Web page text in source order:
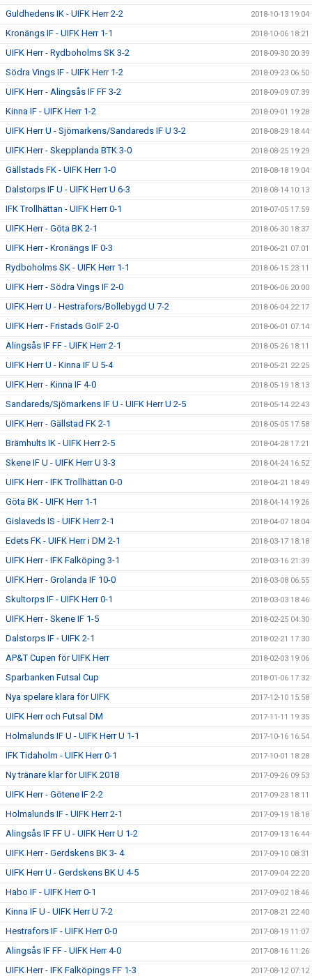
Guldhedens IK - UIFK Herr 2-2 2018-10-13 19:04
Kronängs IF - UIFK Herr 1-1 2018-10-06 18:21
UIFK Herr - Rydboholms SK 3-2 2018-09-30 20:39
Södra Vings IF - UIFK Herr 1-2 2018-09-23 06:50
UIFK Herr - Alingsås IF FF 3-2 2018-09-09 07:39
Kinna IF - UIFK Herr 1-2 2018-09-01 19:28
UIFK Herr U - Sjömarkens/Sandareds IF U 3-2 2018-08-29 18:44
UIFK Herr - Skepplanda BTK 3-0 2018-08-25 19:29
Gällstads FK - UIFK Herr 1-0 2018-08-18 19:04
Dalstorps IF U - UIFK Herr U 6-3 2018-08-14 10:13
IFK Trollhättan - UIFK Herr 0-1 2018-07-05 17:59
UIFK Herr - Göta BK 2-1 2018-06-30 18:37
UIFK Herr - Kronängs IF 0-3 2018-06-21 07:01
Rydboholms SK - UIFK Herr 1-1 2018-06-15 23:11
UIFK Herr - Södra Vings IF 2-0 2018-06-06 20:00
UIFK Herr U - Hestrafors/Bollebygd U 7-2 2018-06-04 22:17
UIFK Herr - Fristads GoIF 2-0 2018-06-01 07:14
Alingsås IF FF - UIFK Herr 2-1 2018-05-26 18:11
UIFK Herr U - Kinna IF U 5-4 2018-05-21 22:25
UIFK Herr - Kinna IF 4-0 2018-05-19 18:13
Sandareds/Sjömarkens IF U - UIFK Herr U 2-5 2018-05-14 22:43
UIFK Herr - Gällstad FK 2-1 2018-05-05 17:58
Brämhults IK - UIFK Herr 2-5 2018-04-28 17:21
Skene IF U - UIFK Herr U 3-3 2018-04-24 16:52
UIFK Herr - IFK Trollhättan 0-0 2018-04-21 18:49
Göta BK - UIFK Herr 1-1 2018-04-14 19:26
Gislaveds IS - UIFK Herr 2-1 2018-04-07 18:04
Edets FK - UIFK Herr i DM 2-1 2018-03-17 18:18
UIFK Herr - IFK Falköping 3-1 2018-03-16 21:39
UIFK Herr - Grolanda IF 10-0 2018-03-08 06:55
Skultorps IF - UIFK Herr 0-1 2018-03-03 18:46
UIFK Herr - Skene IF 1-5 2018-02-25 04:30
Dalstorps IF - UIFK 2-1 2018-02-21 17:30
AP&T Cupen för UIFK Herr 2018-02-03 19:06
Sparbanken Futsal Cup 2018-01-06 17:32
Nya spelare klara för UIFK 2017-12-10 15:58
UIFK Herr och Futsal DM 2017-11-11 19:35
Holmalunds IF U - UIFK Herr U 1-1 2017-10-16 16:54
IFK Tidaholm - UIFK Herr 0-1 2017-10-01 18:28
Ny tränare klar för UIFK 2018 2017-09-26 09:53
UIFK Herr - Götene IF 2-2 2017-09-23 18:11
Holmalunds IF - UIFK Herr 2-1 2017-09-19 18:18
Alingsås IF FF U - UIFK Herr U 1-2 2017-09-13 16:44
UIFK Herr - Gerdskens BK 3- 4 2017-09-10 08:31
UIFK Herr U - Gerdskens BK U 4-5 2017-09-04 22:20
Habo IF - UIFK Herr 0-1 2017-09-02 18:46
Kinna IF U - UIFK Herr U 7-2 2017-08-21 22:40
Hestrafors IF - UIFK Herr 0-0 2017-08-19 11:07
Alingsås IF FF - UIFK Herr 4-0 2017-08-16 11:26
UIFK Herr - IFK Falköpings FF 1-3 2017-08-12 07:12